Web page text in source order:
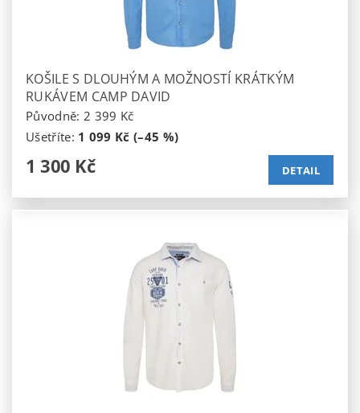
KOŠILE S DLOUHÝM A MOŽNOSTÍ KRÁTKÝM
RUKÁVEM CAMP DAVID
Původně: 2 399 Kč
Ušetříte: 1 099 Kč (–45 %)
1 300 Kč DETAIL